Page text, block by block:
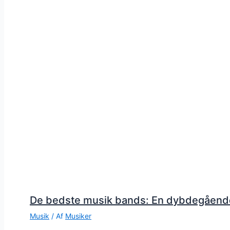
De bedste musik bands: En
Musik / Af Musiker